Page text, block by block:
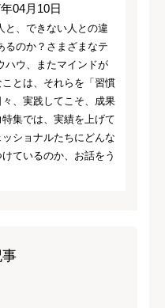
04月10日
と、できない人との違
るのか？さまざまなテ
ハウ、またマインドが
とは、それらを「習慣
、実践してこそ、成果
集では、実績を上げて
ショナルたちにどんな
ているのか、お話をう
事